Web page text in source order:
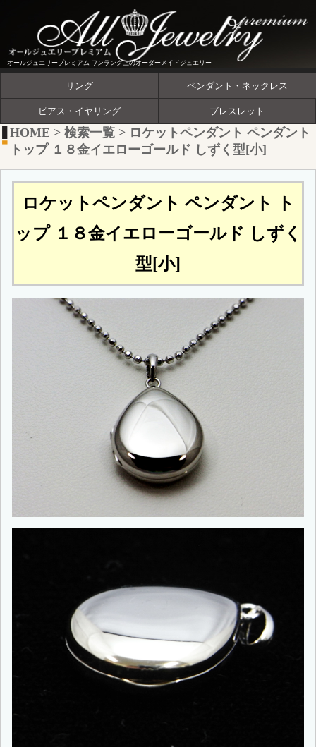
オールジュエリープレミアム ワンランク上のオーダーメイドジュエリー
リング ペンダント・ネックレス
ピアス・イヤリング ブレスレット
HOME > 検索一覧 > ロケットペンダント ペンダント
トップ １８金イエローゴールド しずく型[小]
ロケットペンダント ペンダント ト
ップ １８金イエローゴールド しずく
型[小]